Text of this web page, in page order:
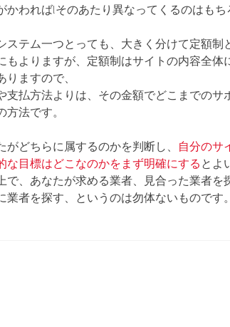
かわればlそのあたり異なってくるのはもち
ステム一つとっても、大きく分けて定額制
もよりますが、定額制はサイトの内容全体
りますので、
支払方法よりは、その金額でどこまでのサ
方法です。
がどちらに属するのかを判断し、 自分のサ
な目標はどこなのかをまず明確にする とよ
で、あなたが求める業者、見合った業者を
業者を探す、というのは勿体ないものです。